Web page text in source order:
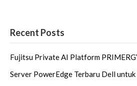
Recent Posts
Fujitsu Private AI Platform
Server PowerEdge Terbaru Dell